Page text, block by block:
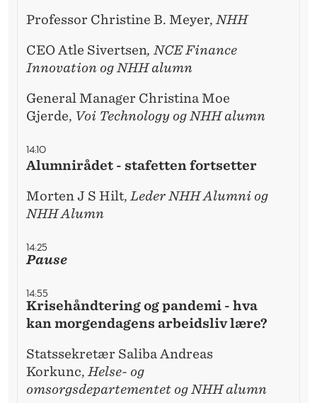
Professor Christine B. Meyer, NHH
CEO Atle Sivertsen, NCE Finance
Innovation og NHH alumn
General Manager Christina Moe
Gjerde, Voi Technology og NHH alumn
14:10
Alumnirådet - stafetten fortsetter
Morten J S Hilt, Leder NHH Alumni og
NHH Alumn
14:25
Pause
14:55
Krisehåndtering og pandemi - hva
kan morgendagens arbeidsliv lære?
Statssekretær Saliba Andreas
Korkunc, Helse- og
omsorgsdepartementet og NHH alumn